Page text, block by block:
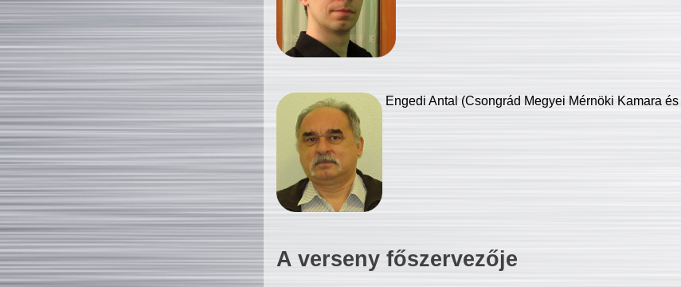
Engedi Antal (Csongrád Megyei Mérnöki Kamara
A verseny főszervezője